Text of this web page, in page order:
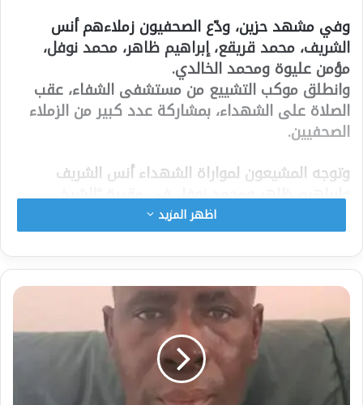
وفي مشهد حزين، ودّع الصحفيون زملاءهم أنس
الشريف، محمد قريقع، إبراهيم ظاهر، محمد نوفل،
مؤمن عليوة ومحمد الخالدي.
وانطلق موكب التشييع من مستشفى الشفاء، عقب
الصلاة على الشهداء، بمشاركة عدد كبير من الزملاء
الصحفيين.
وتوجه المشيعون لمواراة الشهداء أنس الشريف
وإبراهيم ظاهر ومحمد نوفل في مقبرة “الشيخ
رضوان”، فيما تم مواراة الشهيدين محمد قريقع
ومؤمن عليوة في مقبرة بجانب المستشفى
المعمداني.
ومساء الأحد، استشهد الصحفيان أنس الشريف ومحمد
قريقع، مراسلا قناة الجزيرة في غزة، وأربعة صحفيين
آخرين، في قصف إسرائيلي غربي المدينة.
وأعلنت قناة “الجزيرة” القطرية، مساء الأحد، استشهاد
اظهر المزيد